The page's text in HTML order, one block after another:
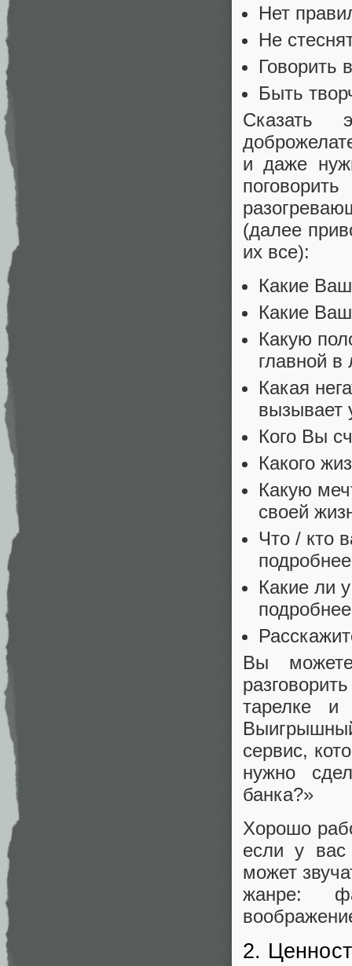
Нет
Не
Говорить
Быть
Сказать
и даже
(далее
их все):
Какие
Какие
Какую
главной в
Какая
вызывает
Кого Вы
Какого
Какую
своей
Что / кто
подробнее
Какие ли
Вы
тарелке и
сервис,
нужно
банка?»
Хорошо
если у вас
может
жанре:
2.